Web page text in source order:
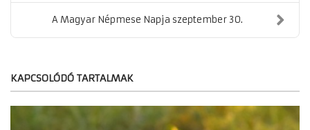
A Magyar Népmese Napja szeptember 30.
KAPCSOLÓDÓ TARTALMAK